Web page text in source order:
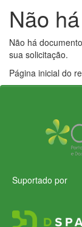
Não
Não há
sua solicitação.
Página inicial do
Suportado por